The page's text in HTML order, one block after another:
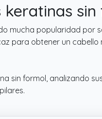
keratinas
mucha popularidad por
para obtener un
sin formol, analizando